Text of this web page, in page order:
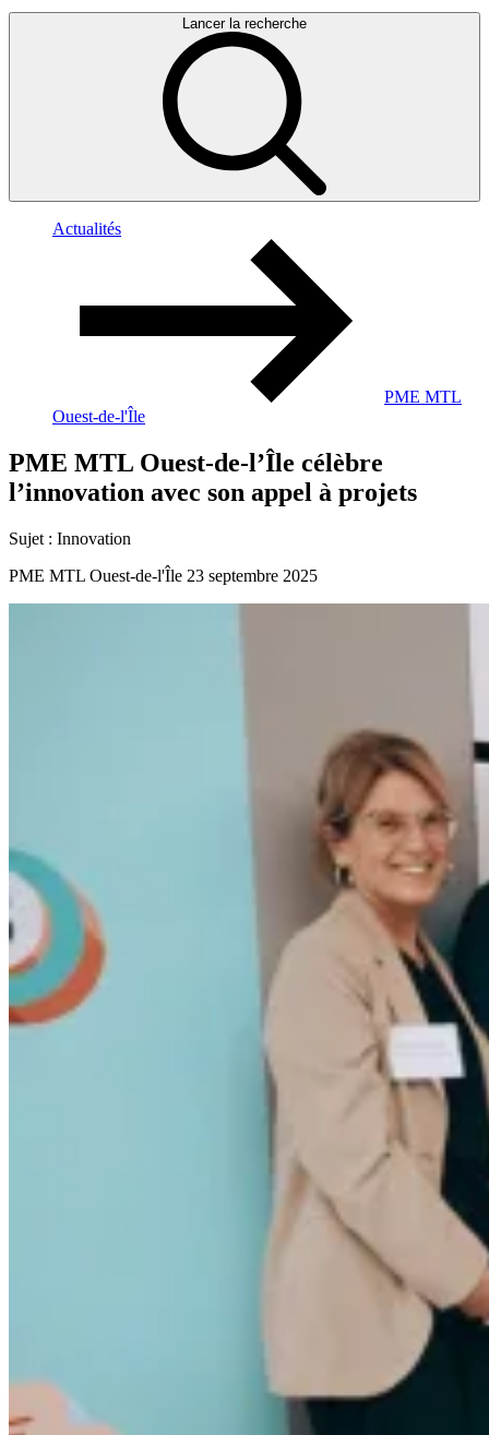
Lancer la recherche
Actualités
PME MTL
Ouest-de-l'Île
PME MTL Ouest-de-l’Île célèbre
l’innovation avec son appel à projets
Sujet : Innovation
PME MTL Ouest-de-l'Île 23 septembre 2025